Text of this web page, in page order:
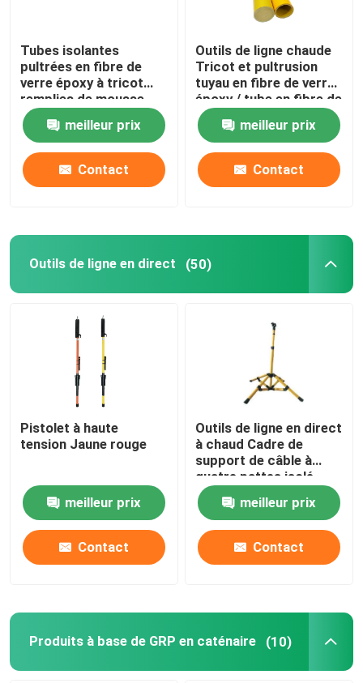
À la maison
Produits
Visite de l'usine
Nouvelles
Tubes isolantes
pultrées en fibre de
verre époxy à tricot
remplies de mousse
pour outils à chaud
meilleur prix
Contact
Outils de ligne chaude
Tricot et pultrusion
tuyau en fibre de verre
époxy / tube en fibre de
verre époxy
meilleur prix
Contact
Outils de ligne en direct (50)
Pistolet à haute
tension Jaune rouge
meilleur prix
Contact
Outils de ligne en direct
à chaud Cadre de
support de câble à
quatre pattes isolé
meilleur prix
Contact
Produits à base de GRP en caténaire (10)